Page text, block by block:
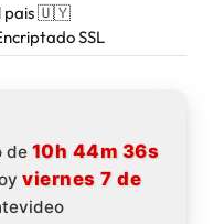
pais 🇺🇾
SSL
de 10h 44m 36s
viernes 7 de